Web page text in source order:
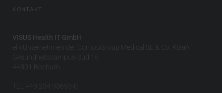
KONTAKT
VISUS Health IT GmbH
ein Unternehmen der CompuGroup Medical SE & Co. KGaA
Gesundheitscampus-Süd 15
44801 Bochum
TEL +49 234 93693-0